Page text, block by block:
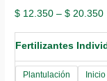
$ 12.350 –$ 20.350
Fertilizantes
Plantulación Inicio